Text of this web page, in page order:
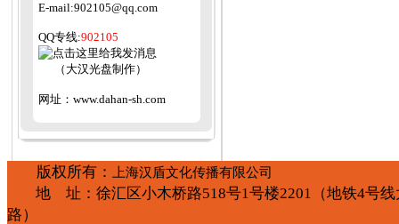
E-mail:902105@qq.com
QQ专线:902105
（大汉光盘制作）
网址： www.dahan-sh.com
版权所有： 上海汉盾文化传播有限公司
地 址： 徐汇区小木桥路518号1号楼2201 （地铁4号线
路）